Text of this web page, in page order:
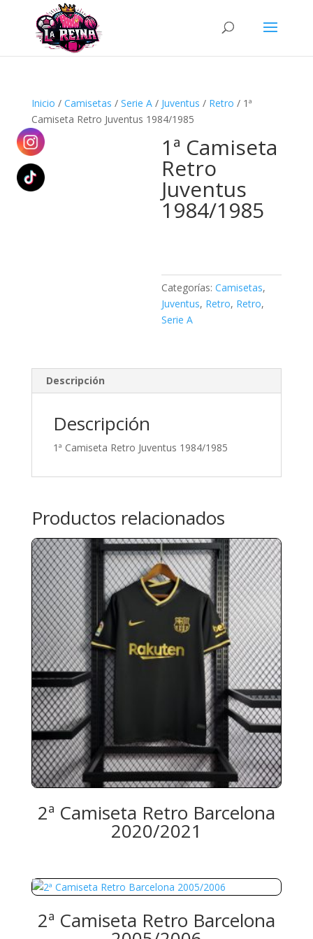
Búsqueda
productos
Inicio / Camisetas / Serie A/ Juventus / Retro / 1ª
Camiseta Retro Juventus 1984/1985
1ª Camiseta
Retro
Juventus
1984/1985
Categorías:Camisetas,
Juventus, Retro, Retro,
Serie A
Descripción
Descripción
1ª Camiseta Retro Juventus 1984/1985
Productos relacionados
2ª Camiseta Retro Barcelona
2020/2021
2ª Camiseta Retro Barcelona